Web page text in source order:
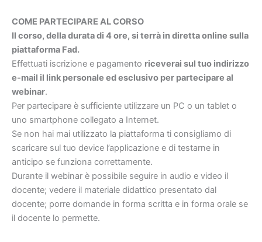
COME PARTECIPARE AL CORSO
Il corso, della durata di 4 ore, si terrà in diretta online sulla
piattaforma Fad.
Effettuati iscrizione e pagamento riceverai sul tuo indirizzo
e-mail il link personale ed esclusivo per partecipare al
webinar.
Per partecipare è sufficiente utilizzare un PC o un tablet o
uno smartphone collegato a Internet.
Se non hai mai utilizzato la piattaforma ti consigliamo di
scaricare sul tuo device l’applicazione e di testarne in
anticipo se funziona correttamente.
Durante il webinar è possibile seguire in audio e video il
docente; vedere il materiale didattico presentato dal
docente; porre domande in forma scritta e in forma orale se
il docente lo permette.